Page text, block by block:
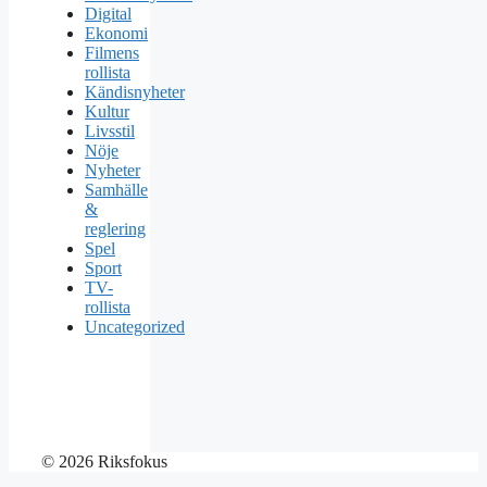
Digital
Ekonomi
Filmens
rollista
Kändisnyheter
Kultur
Livsstil
Nöje
Nyheter
Samhälle
&
reglering
Spel
Sport
TV-
rollista
Uncategorized
© 2026 Riksfokus